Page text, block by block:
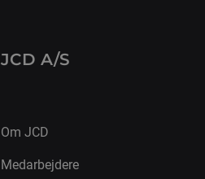
JCD A/S
Om JCD
Medarbejdere